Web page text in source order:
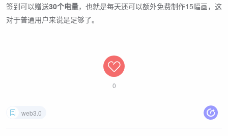
签到可以赠送30个电量，也就是每天还可以额外免费制作15幅画，这
对于普通用户来说是足够了。
0
web3.0